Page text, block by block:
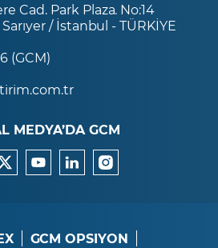
Cad. Park Plaza. No:14
/ İstanbul - TÜRKİYE
(GCM)
MEDYA’DA GCM
GCM OPSIYON